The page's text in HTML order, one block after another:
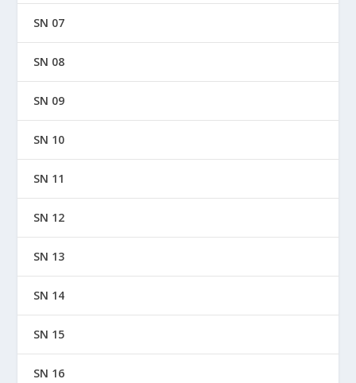
SN 07
SN 08
SN 09
SN 10
SN 11
SN 12
SN 13
SN 14
SN 15
SN 16